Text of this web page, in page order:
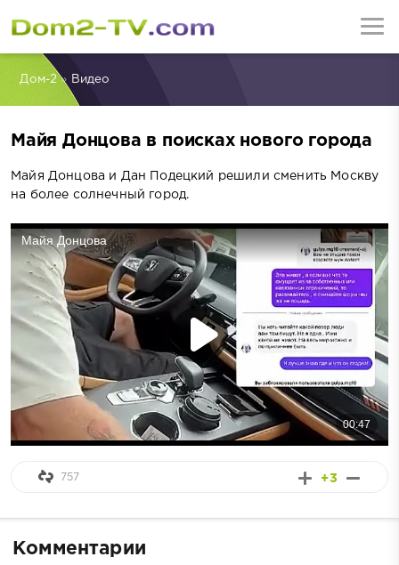
Дом-2» Видео
Майя Донцова в поисках нового города
Майя Донцова и Дан Подецкий решили сменить Москву
на более солнечный город.
+3
757
Комментарии